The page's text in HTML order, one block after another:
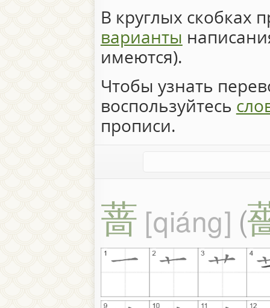
В круглых скобках
варианты
имеются).
Чтобы узнать
воспользуйтесь
прописи.
蔷 qiáng (